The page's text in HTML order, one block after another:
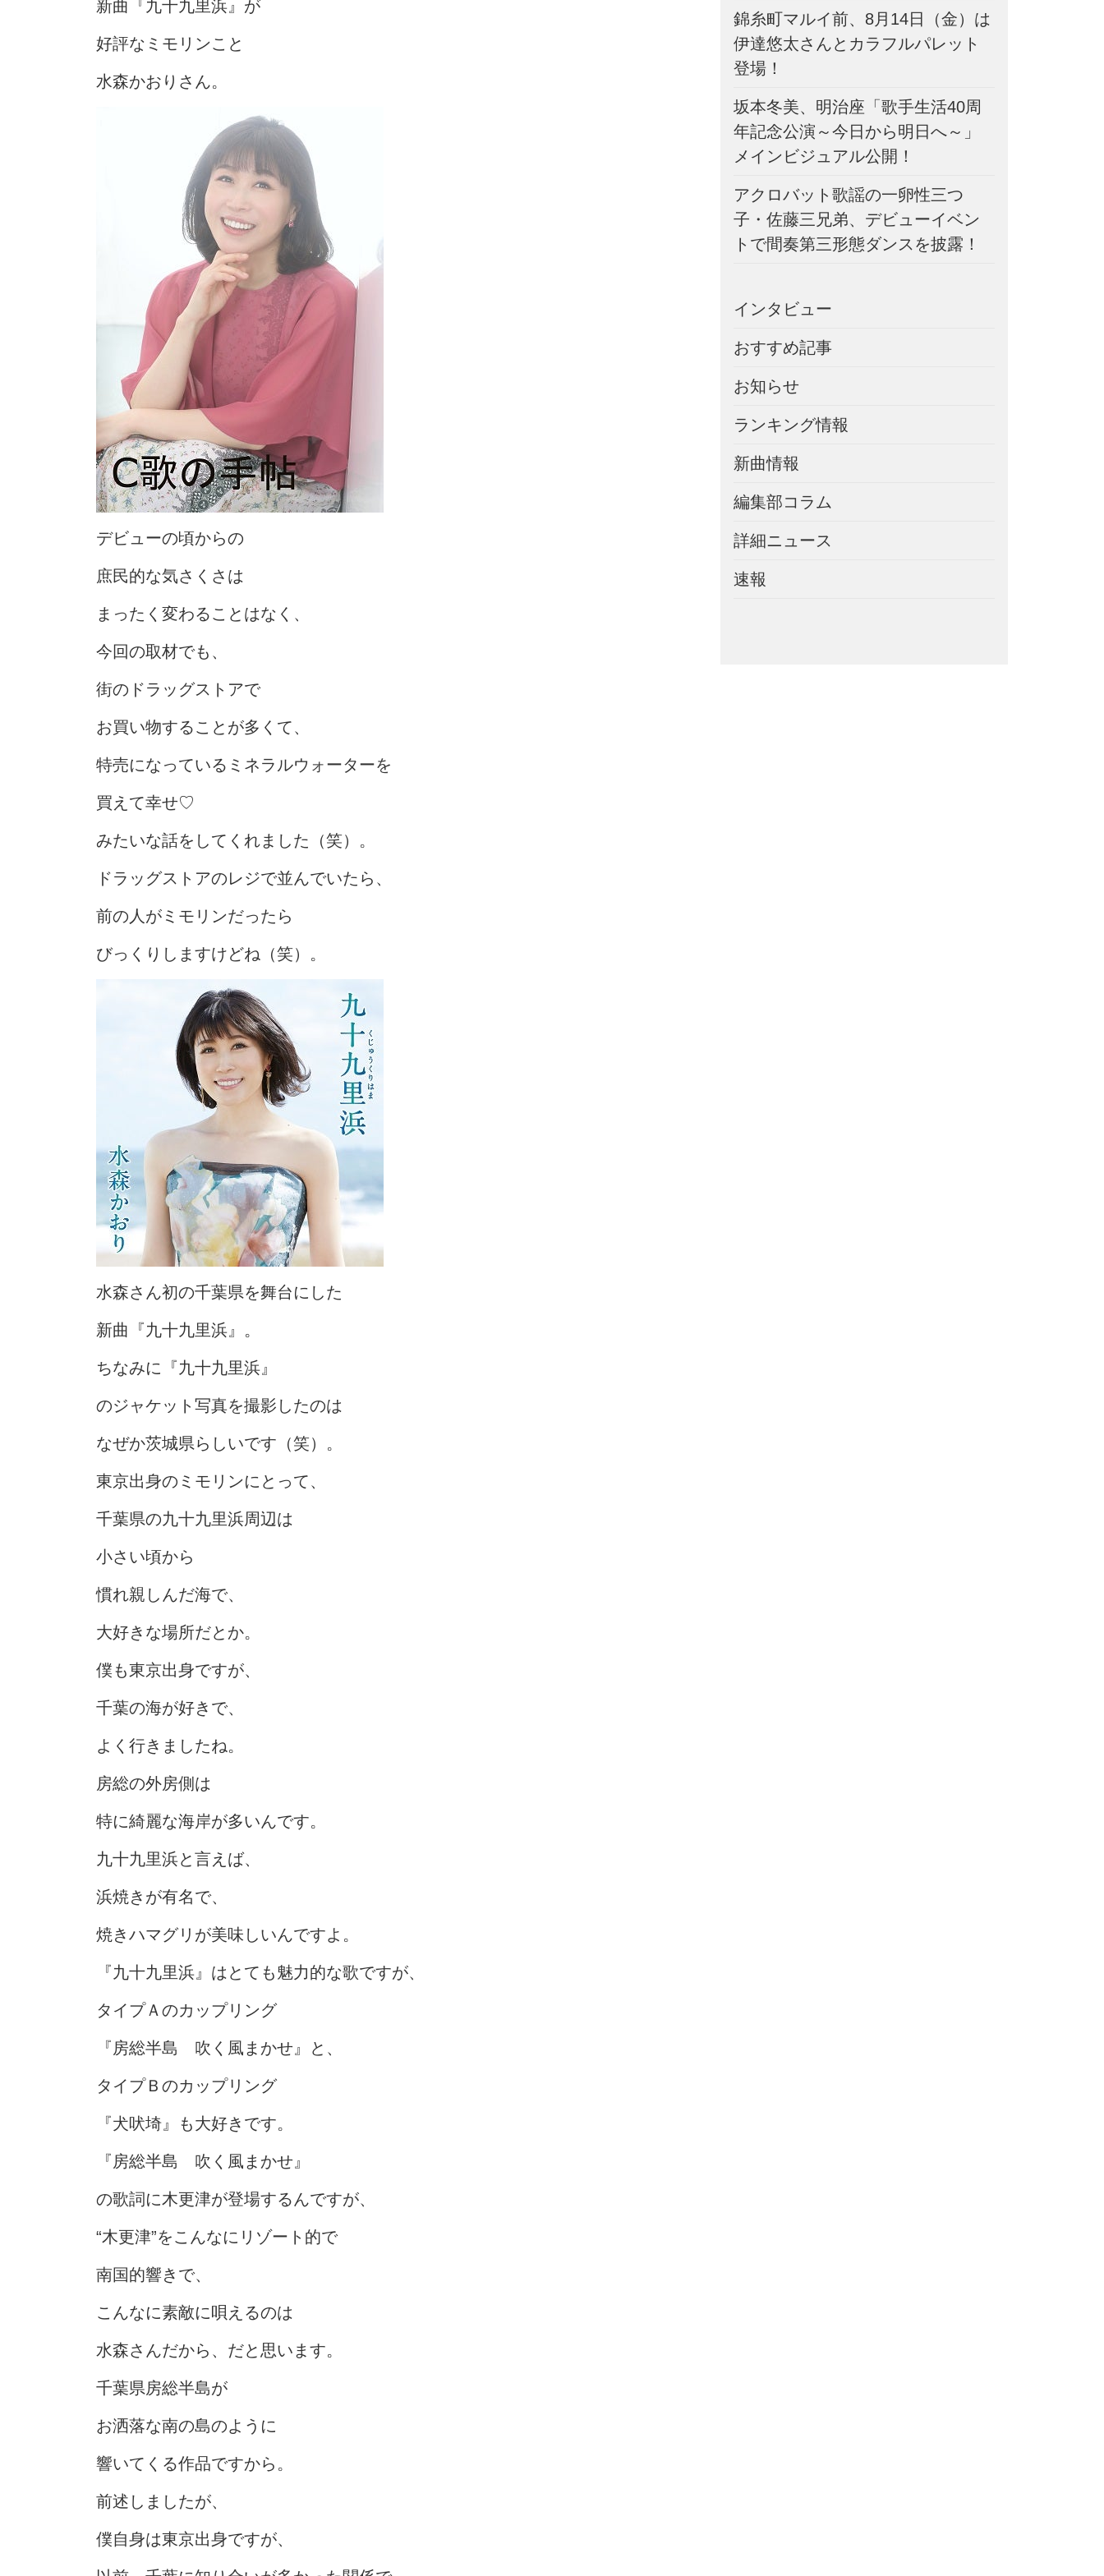
新曲『九十九里浜』が
好評なミモリンこと
水森かおりさん。
デビューの頃からの
庶民的な気さくさは
まったく変わることはなく、
今回の取材でも、
街のドラッグストアで
お買い物することが多くて、
特売になっているミネラルウォーターを
買えて幸せ♡
みたいな話をしてくれました（笑）。
ドラッグストアのレジで並んでいたら、
前の人がミモリンだったら
びっくりしますけどね（笑）。
水森さん初の千葉県を舞台にした
新曲『九十九里浜』。
ちなみに『九十九里浜』
のジャケット写真を撮影したのは
なぜか茨城県らしいです（笑）。
東京出身のミモリンにとって、
千葉県の九十九里浜周辺は
小さい頃から
慣れ親しんだ海で、
大好きな場所だとか。
僕も東京出身ですが、
千葉の海が好きで、
よく行きましたね。
房総の外房側は
特に綺麗な海岸が多いんです。
九十九里浜と言えば、
浜焼きが有名で、
焼きハマグリが美味しいんですよ。
『九十九里浜』はとても魅力的な歌ですが、
タイプＡのカップリング
『房総半島 吹く風まかせ』と、
タイプＢのカップリング
『犬吠埼』も大好きです。
『房総半島 吹く風まかせ』
の歌詞に木更津が登場するんですが、
“木更津”をこんなにリゾート的で
南国的響きで、
こんなに素敵に唄えるのは
水森さんだから、だと思います。
千葉県房総半島が
お洒落な南の島のように
響いてくる作品ですから。
前述しましたが、
僕自身は東京出身ですが、
錦糸町マルイ前、8月14日（金）は
伊達悠太さんとカラフルパレット
登場！
坂本冬美、明治座「歌手生活40周
年記念公演～今日から明日へ～」
メインビジュアル公開！
アクロバット歌謡の一卵性三つ
子・佐藤三兄弟、デビューイベン
トで間奏第三形態ダンスを披露！
インタビュー
おすすめ記事
お知らせ
ランキング情報
新曲情報
編集部コラム
詳細ニュース
速報